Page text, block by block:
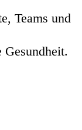
Teams und